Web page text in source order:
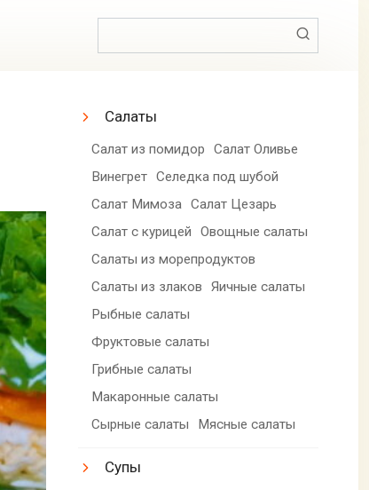
Салаты
Салат из помидор
Салат Оливье
Винегрет Селедка под шубой
Салат Мимоза Салат Цезарь
Салат с курицей
Овощные салаты
Салаты из морепродуктов
Салаты из злаков
Яичные салаты
Рыбные салаты
Фруктовые салаты
Грибные салаты
Макаронные салаты
Сырные салаты
Мясные салаты
Супы